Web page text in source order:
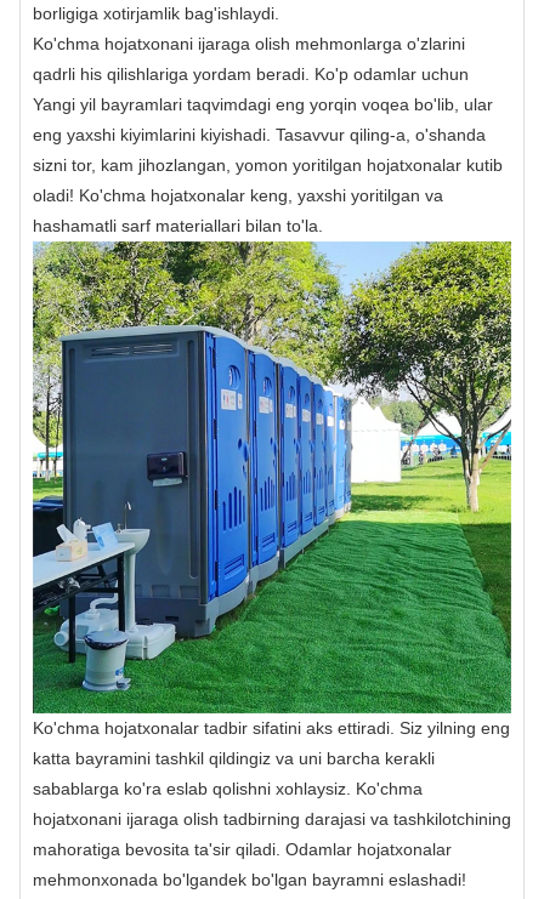
borligiga xotirjamlik bag'ishlaydi.
Ko'chma hojatxonani ijaraga olish mehmonlarga o'zlarini
qadrli his qilishlariga yordam beradi. Ko'p odamlar uchun
Yangi yil bayramlari taqvimdagi eng yorqin voqea bo'lib, ular
eng yaxshi kiyimlarini kiyishadi. Tasavvur qiling-a, o'shanda
sizni tor, kam jihozlangan, yomon yoritilgan hojatxonalar kutib
oladi! Ko'chma hojatxonalar keng, yaxshi yoritilgan va
hashamatli sarf materiallari bilan to'la.
Ko'chma hojatxonalar tadbir sifatini aks ettiradi. Siz yilning eng
katta bayramini tashkil qildingiz va uni barcha kerakli
sabablarga ko'ra eslab qolishni xohlaysiz. Ko'chma
hojatxonani ijaraga olish tadbirning darajasi va tashkilotchining
mahoratiga bevosita ta'sir qiladi. Odamlar hojatxonalar
mehmonxonada bo'lgandek bo'lgan bayramni eslashadi!